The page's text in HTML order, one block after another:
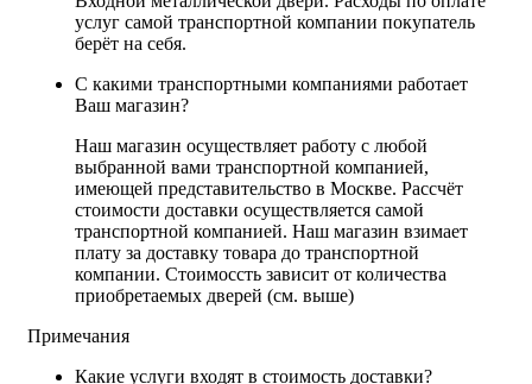
услуг самой транспортной компании покупатель
берёт на себя.
С какими транспортными компаниями работает
Ваш магазин?
Наш магазин осуществляет работу с любой
выбранной вами транспортной компанией,
имеющей представительство в Москве. Рассчёт
стоимости доставки осуществляется самой
транспортной компанией. Наш магазин взимает
плату за доставку товара до транспортной
компании. Стоимоссть зависит от количества
приобретаемых дверей (см. выше)
Примечания
Какие услуги входят в стоимость доставки?